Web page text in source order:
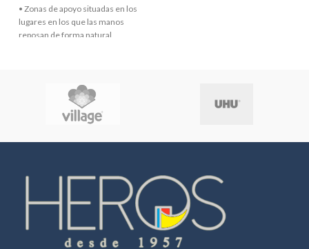
• Zonas de apoyo situadas en los
lugares en los que las manos
reposan de forma natural,
• Separación del teclado
numérico del resto del teclado
para reducir el roce. • Longitud
estándar que se adapta a todos
los tamaños de teclado. • Color